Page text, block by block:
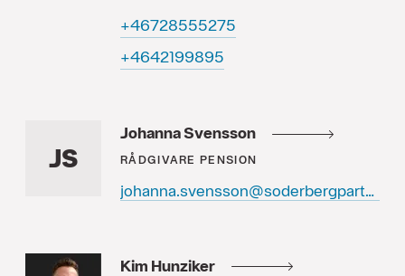
57255582764+
5989912464+
JS
Johanna Svensson
RÅDGIVARE PENSION
johanna.svensson@soderbergpartners.se
Kim Hunziker